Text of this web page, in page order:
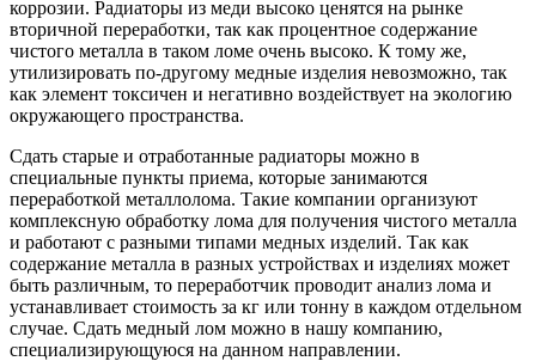
коррозии. Радиаторы из меди высоко ценятся на рынке
вторичной переработки, так как процентное содержание
чистого металла в таком ломе очень высоко. К тому же,
утилизировать по-другому медные изделия невозможно, так
как элемент токсичен и негативно воздействует на экологию
окружающего пространства.
Сдать старые и отработанные радиаторы можно в
специальные пункты приема, которые занимаются
переработкой металлолома. Такие компании организуют
комплексную обработку лома для получения чистого металла
и работают с разными типами медных изделий. Так как
содержание металла в разных устройствах и изделиях может
быть различным, то переработчик проводит анализ лома и
устанавливает стоимость за кг или тонну в каждом отдельном
случае. Сдать медный лом можно в нашу компанию,
специализирующуюся на данном направлении.